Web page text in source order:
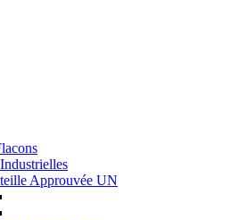
Approuvée UN